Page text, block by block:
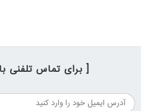
[ برای تماس تلفنی